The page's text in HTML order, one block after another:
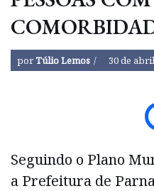
porTúlio Lemos 30 de
Seguindo o Plano
a Prefeitura de